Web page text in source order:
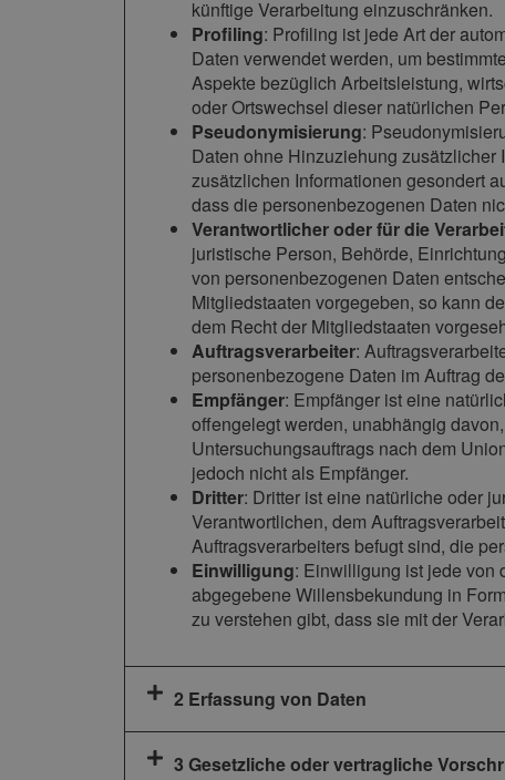
künftige Verarbeitung einzuschränken.
Profiling: Profiling ist jede Art der
Daten verwendet werden, um
Aspekte bezüglich Arbeitsleistung,
oder Ortswechsel dieser natürlichen
Pseudonymisierung:
Daten ohne Hinzuziehung
zusätzlichen Informationen gesondert
dass die personenbezogenen Daten
Verantwortlicher oder für die
juristische Person, Behörde,
von personenbezogenen Daten
Mitgliedstaaten vorgegeben, so kann
dem Recht der Mitgliedstaaten
Auftragsverarbeiter:
personenbezogene Daten im Auftrag
Empfänger: Empfänger ist eine
offengelegt werden, unabhängig
Untersuchungsauftrags nach dem
jedoch nicht als Empfänger.
Dritter: Dritter ist eine natürliche oder
Verantwortlichen, dem
Auftragsverarbeiters befugt sind, die
Einwilligung: Einwilligung ist jede von
abgegebene Willensbekundung in
zu verstehen gibt, dass sie mit der
2 Erfassung von Daten
3 Gesetzliche oder vertragliche